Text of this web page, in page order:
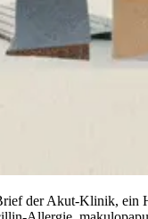
der Akut-Klinik, ein